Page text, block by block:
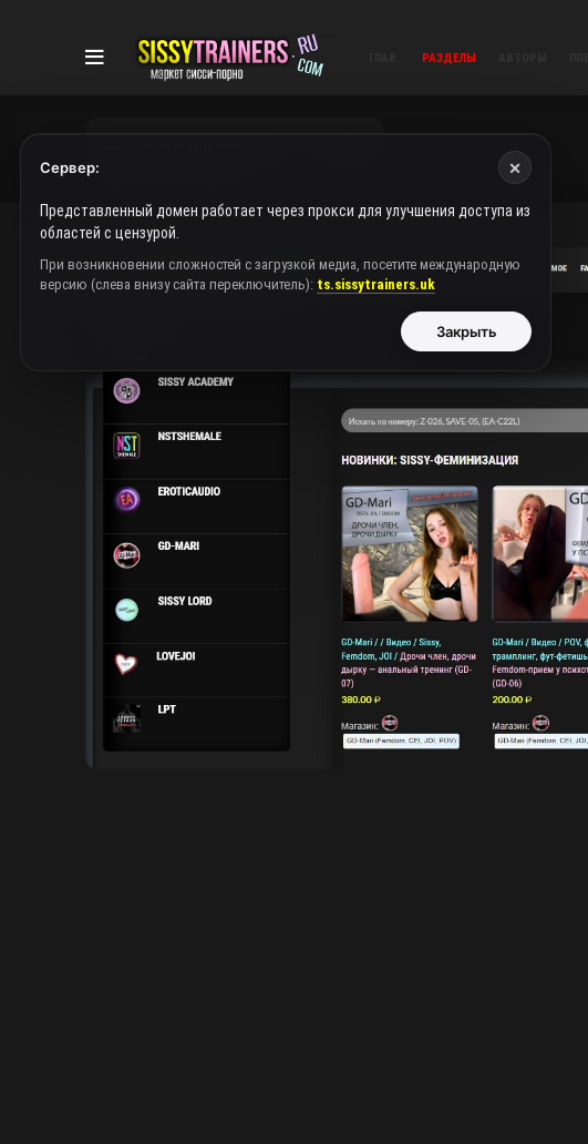
РАЗДЕЛЫ
Сервер: ×
Представленный домен работает через прокси для улучшения доступа из
областей с цензурой.
При возникновении сложностей с загрузкой медиа, посетите международную
версию (слева внизу сайта переключитель): ts.sissytrainers.uk
Закрыть